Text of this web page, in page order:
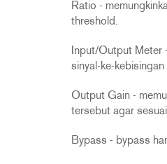
Ratio -
threshold.
Input/Output Meter
sinyal-ke-
Output Gain -
tersebut agar
Bypass - bypass